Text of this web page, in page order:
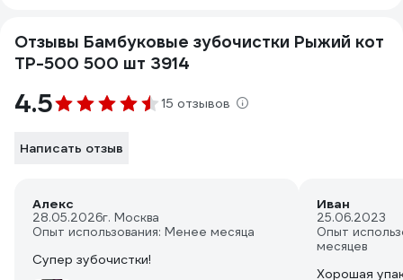
Отзывы Бамбуковые зубочистки Рыжий кот
TP-500 500 шт 3914
4.5 15 отзывов
Написать отзыв
Алекс
28.05.2026г. Москва
Опыт использования: Менее месяца
Супер зубочистки!
Иван
25.06.2023
Опыт
месяцев
Хорошая